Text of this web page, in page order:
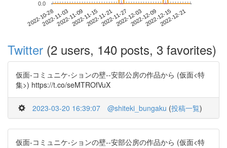
2022-10-282022-11-032022-11-092022-11-152022-11-212022-11-272022-12-032022-12-092022-12-152022-12-21
0.0
Twitter (2 users, 140 posts, 3 favorites)
仮面-コミュニケ-ションの壁--安部公房の作品から (仮面<特
集>) https://t.co/seMTROfVuX
2023-03-20 16:39:07 @shiteki_bungaku (投稿一覧)
仮面-コミュニケ-ションの壁--安部公房の作品から (仮面<特